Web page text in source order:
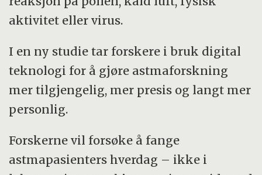
aktivitet eller virus.
I en ny studie tar forskere i bruk digital
teknologi for å gjøre astmaforskning
mer tilgjengelig, mer presis og langt mer
personlig.
Forskerne vil forsøke å fange
astmapasienters hverdag – ikke i